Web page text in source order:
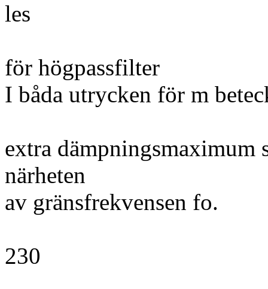
les
för högpassfilter
I båda utrycken för m
extra dämpningsmaximum
närheten
av gränsfrekvensen fo.
230